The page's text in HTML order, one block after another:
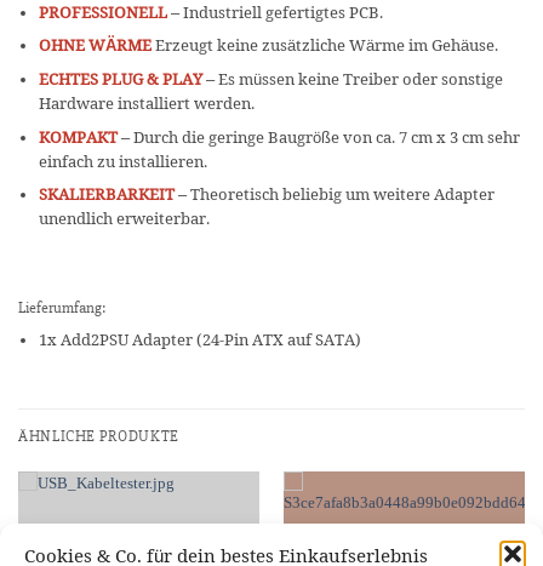
Cookies & Co. für dein bestes Einkaufserlebnis
PROFESSIONELL– Industriell gefertigtes PCB.
OHNE WÄRMEErzeugt keine zusätzliche Wärme im Gehäuse.
ECHTES PLUG & PLAY– Es müssen keine Treiber oder sonstige
Hardware installiert werden.
KOMPAKT– Durch die geringe Baugröße von ca. 7 cm x 3 cm sehr
einfach zu installieren.
SKALIERBARKEIT– Theoretisch beliebig um weitere Adapter
unendlich erweiterbar.
Lieferumfang:
1x Add2PSU Adapter (24-Pin ATX auf SATA)
ÄHNLICHE PRODUKTE